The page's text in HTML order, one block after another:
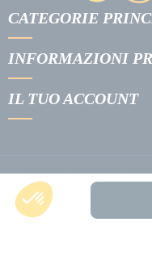
CATEGORIE
INFORMAZIONI
IL TUO ACCOUNT